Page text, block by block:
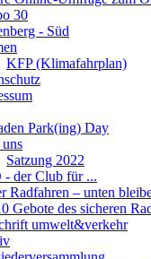
30
- Süd
KFP (Klimafahrplan)
Park(ing) Day
Satzung 2022
der Club für ...
Radfahren – unten
Gebote des sicheren
umwelt&verkehr